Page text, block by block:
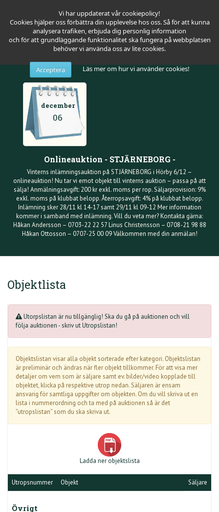
Vi har uppdaterat vår cookiepolicy!
Cookies hjälper oss förbättra din upplevelse hos oss. Så för att kunna
analysera trafiken, erbjuda dig personlig information
och för att grundläggande funktionalitet ska fungera på webbplatsen
behöver vi använda oss av lite cookies.
Acceptera Läs mer om hur vi använder cookies!
december
06
Onlineauktion - STJÄRNEBORG -
Vinterns inlämningsauktion på STJÄRNEBORG i Hörby 6/12 –
onlineauktion! Nu tar vi emot objekt till vinterns auktion – passa på att
sälja! Anmälningsavgift: 200 kr exkl. moms per rop. Säljarprovision: 9%
exkl. moms på klubbat belopp. Återropsavgift: 4% på klubbat belopp.
Inlämning sker 28/11 kl 14-17 samt 29/11 kl 09-12 Mer information
kommer i samband med inlämning. Vill du veta mer? Kontakta gärna:
Håkan Andersson – 0703-22 22 57 Linus Christensson – 0708-21 98 88
Håkan Ottosson – 0707-25 00 09 Välkommen med din anmälan!
Objektlista
Utorpslistan är nu tillgänglig! Ska du gå på auktionen och vill
följa auktionen - skriv ut Utropslistan!
Objektslistan visar alla objekt sorterade efter kategori. Objektslistan
är preliminär och ändras när fler objekt tillkommer. För att visa mer
detaljer om vem som är säljare samt ev. bilder/video kopplade till
objektet, klicka på respektive utrop nedan. Säljaren är ensam
ansvarig för samtliga uppgifter om objekten. Om du vill skriva ut en
lista i nummerordning och ta med på auktionen så är det
”utropslistan” som du ska skriva ut.
Ladda ner objektslista
Utropsnummer Objekt Säljare
Övrigt